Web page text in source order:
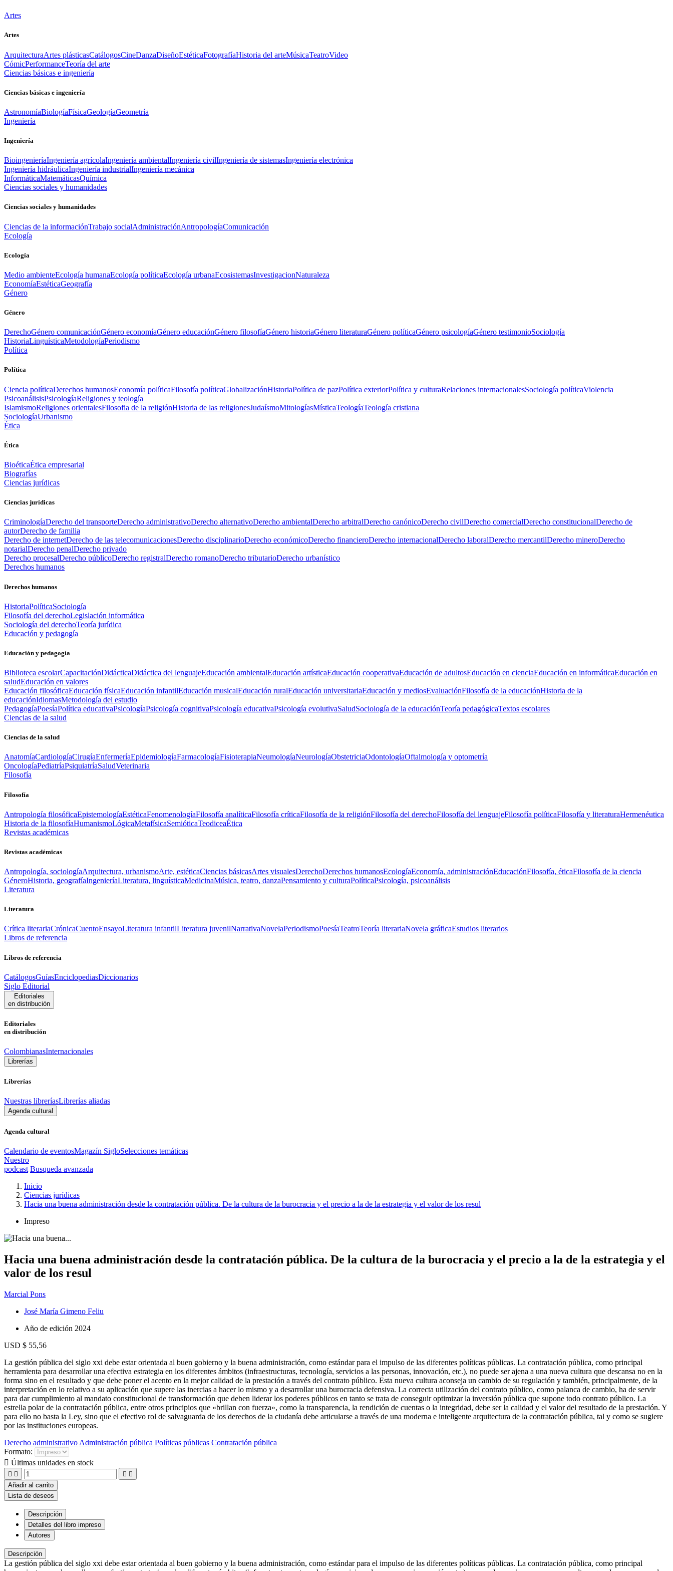
Artes
Artes
ArquitecturaArtes plásticasCatálogosCineDanzaDiseñoEstéticaFotografíaHistoria del arteMúsicaTeatroVideo
CómicPerformanceTeoría del arte
Ciencias básicas e ingeniería
Ciencias básicas e ingeniería
AstronomíaBiologíaFísicaGeologíaGeometría
Ingeniería
Ingeniería
BioingenieríaIngeniería agrícolaIngeniería ambientalIngeniería civilIngeniería de sistemasIngeniería electrónica
Ingeniería hidráulicaIngeniería industrialIngeniería mecánica
InformáticaMatemáticasQuímica
Ciencias sociales y humanidades
Ciencias sociales y humanidades
Ciencias de la informaciónTrabajo socialAdministraciónAntropologíaComunicación
Ecología
Ecología
Medio ambienteEcología humanaEcología políticaEcología urbanaEcosistemasInvestigacionNaturaleza
EconomíaEstéticaGeografía
Género
Género
DerechoGénero comunicaciónGénero economíaGénero educaciónGénero filosofíaGénero historiaGénero literaturaGénero políticaGénero psicologíaGénero testimonioSociología
HistoriaLinguísticaMetodologíaPeriodismo
Política
Política
Ciencia políticaDerechos humanosEconomía políticaFilosofía políticaGlobalizaciónHistoriaPolítica de pazPolítica exteriorPolítica y culturaRelaciones internacionalesSociología políticaViolencia
PsicoanálisisPsicologíaReligiones y teología
IslamismoReligiones orientalesFilosofia de la religiónHistoria de las religionesJudaísmoMitologíasMísticaTeologíaTeología cristiana
SociologíaUrbanismo
Ética
Ética
BioéticaÉtica empresarial
Biografías
Ciencias jurídicas
Ciencias jurídicas
CriminologíaDerecho del transporteDerecho administrativoDerecho alternativoDerecho ambientalDerecho arbitralDerecho canónicoDerecho civilDerecho comercialDerecho constitucionalDerecho de
autorDerecho de familia
Derecho de internetDerecho de las telecomunicacionesDerecho disciplinarioDerecho económicoDerecho financieroDerecho internacionalDerecho laboralDerecho mercantilDerecho mineroDerecho
notarialDerecho penalDerecho privado
Derecho procesalDerecho públicoDerecho registralDerecho romanoDerecho tributarioDerecho urbanístico
Derechos humanos
Derechos humanos
HistoriaPolíticaSociología
Filosofía del derechoLegislación informática
Sociología del derechoTeoría jurídica
Educación y pedagogía
Educación y pedagogía
Biblioteca escolarCapacitaciónDidácticaDidáctica del lenguajeEducación ambientalEducación artísticaEducación cooperativaEducación de adultosEducación en cienciaEducación en informáticaEducación en
saludEducación en valores
Educación filosóficaEducación físicaEducación infantilEducación musicalEducación ruralEducación universitariaEducación y mediosEvaluaciónFilosofía de la educaciónHistoria de la
educaciónIdiomasMetodología del estudio
PedagogíaPoesíaPolítica educativaPsicologíaPsicología cognitivaPsicología educativaPsicología evolutivaSaludSociología de la educaciónTeoría pedagógicaTextos escolares
Ciencias de la salud
Ciencias de la salud
AnatomíaCardiologíaCirugíaEnfermeríaEpidemiologíaFarmacologíaFisioterapiaNeumologíaNeurologíaObstetriciaOdontologíaOftalmología y optometría
OncologíaPediatríaPsiquiatríaSaludVeterinaria
Filosofía
Filosofía
Antropología filosóficaEpistemologíaEstéticaFenomenologíaFilosofía analíticaFilosofía críticaFilosofía de la religiónFilosofía del derechoFilosofía del lenguajeFilosofía políticaFilosofía y literaturaHermenéutica
Historia de la filosofíaHumanismoLógicaMetafísicaSemióticaTeodiceaÉtica
Revistas académicas
Revistas académicas
Antropología, sociologíaArquitectura, urbanismoArte, estéticaCiencias básicasArtes visualesDerechoDerechos humanosEcologíaEconomía, administraciónEducaciónFilosofía, éticaFilosofía de la ciencia
GéneroHistoria, geografíaIngenieríaLiteratura, linguísticaMedicinaMúsica, teatro, danzaPensamiento y culturaPolíticaPsicología, psicoanálisis
Literatura
Literatura
Crítica literariaCrónicaCuentoEnsayoLiteratura infantilLiteratura juvenilNarrativaNovelaPeriodismoPoesíaTeatroTeoría literariaNovela gráficaEstudios literarios
Libros de referencia
Libros de referencia
CatálogosGuíasEnciclopediasDiccionarios
Siglo Editorial
Editoriales
en distribución
Editoriales
en distribución
ColombianasInternacionales
Librerías
Librerías
Nuestras libreríasLibrerías aliadas
Agenda cultural
Agenda cultural
Calendario de eventosMagazín SigloSelecciones temáticas
Nuestro
podcast Busqueda avanzada
Inicio
Ciencias jurídicas
Hacia una buena administración desde la contratación pública. De la cultura de la burocracia y el precio a la de la estrategia y el valor de los resul
Impreso
Hacia una buena administración desde la contratación pública. De la cultura de la burocracia y el precio a la de la estrategia y el
valor de los resul
Marcial Pons
José María Gimeno Feliu
Año de edición 2024
USD $ 55,56
La gestión pública del siglo xxi debe estar orientada al buen gobierno y la buena administración, como estándar para el impulso de las diferentes políticas públicas. La contratación pública, como principal
herramienta para desarrollar una efectiva estrategia en los diferentes ámbitos (infraestructuras, tecnología, servicios a las personas, innovación, etc.), no puede ser ajena a una nueva cultura que descansa no en la
forma sino en el resultado y que debe poner el acento en la mejor calidad de la prestación a través del contrato público. Esta nueva cultura aconseja un cambio de su regulación y también, principalmente, de la
interpretación en lo relativo a su aplicación que supere las inercias a hacer lo mismo y a desarrollar una burocracia defensiva. La correcta utilización del contrato público, como palanca de cambio, ha de servir
para dar cumplimiento al mandato constitucional de transformación que deben liderar los poderes públicos en tanto se trata de conseguir optimizar la inversión pública que supone todo contrato público. La
estrella polar de la contratación pública, entre otros principios que «brillan con fuerza», como la transparencia, la rendición de cuentas o la integridad, debe ser la calidad y el valor del resultado de la prestación. Y
para ello no basta la Ley, sino que el efectivo rol de salvaguarda de los derechos de la ciudanía debe articularse a través de una moderna e inteligente arquitectura de la contratación pública, tal y como se sugiere
por las instituciones europeas.
Derecho administrativo Administración pública Políticas públicas Contratación pública
Formato:
 Últimas unidades en stock
   
Añadir al carrito
Lista de deseos
Descripción
Detalles del libro impreso
Autores
Descripción
La gestión pública del siglo xxi debe estar orientada al buen gobierno y la buena administración, como estándar para el impulso de las diferentes políticas públicas. La contratación pública, como principal